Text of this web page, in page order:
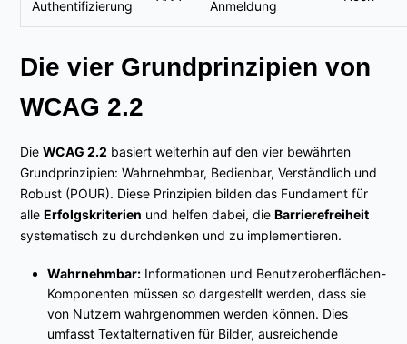
Authentifizierung
Anmeldung
Die vier Grundprinzipien von
WCAG 2.2
DieWCAG 2.2 basiert weiterhin auf den vier bewährten
Grundprinzipien: Wahrnehmbar, Bedienbar, Verständlich und
Robust (POUR). Diese Prinzipien bilden das Fundament für
alleErfolgskriterien und helfen dabei, dieBarrierefreiheit
systematisch zu durchdenken und zu implementieren.
Wahrnehmbar: Informationen und Benutzeroberflächen-
Komponenten müssen so dargestellt werden, dass sie
von Nutzern wahrgenommen werden können. Dies
umfasst Textalternativen für Bilder, ausreichende